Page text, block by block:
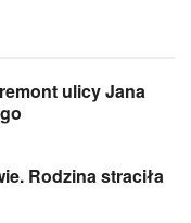
ulicy Jana
Rodzina straciła